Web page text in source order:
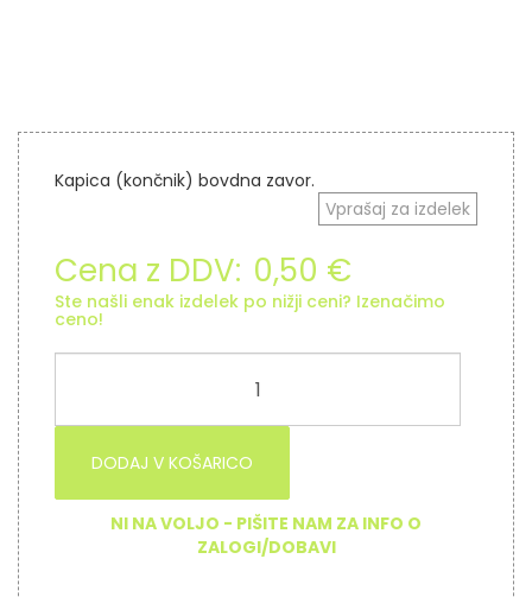
Kapica (končnik) bovdna zavor.
Vprašaj za izdelek
Cena z DDV: 0,50 €
Ste našli enak izdelek po nižji ceni? Izenačimo
ceno!
DODAJ V KOŠARICO
NI NA VOLJO - PIŠITE NAM ZA INFO O
ZALOGI/DOBAVI